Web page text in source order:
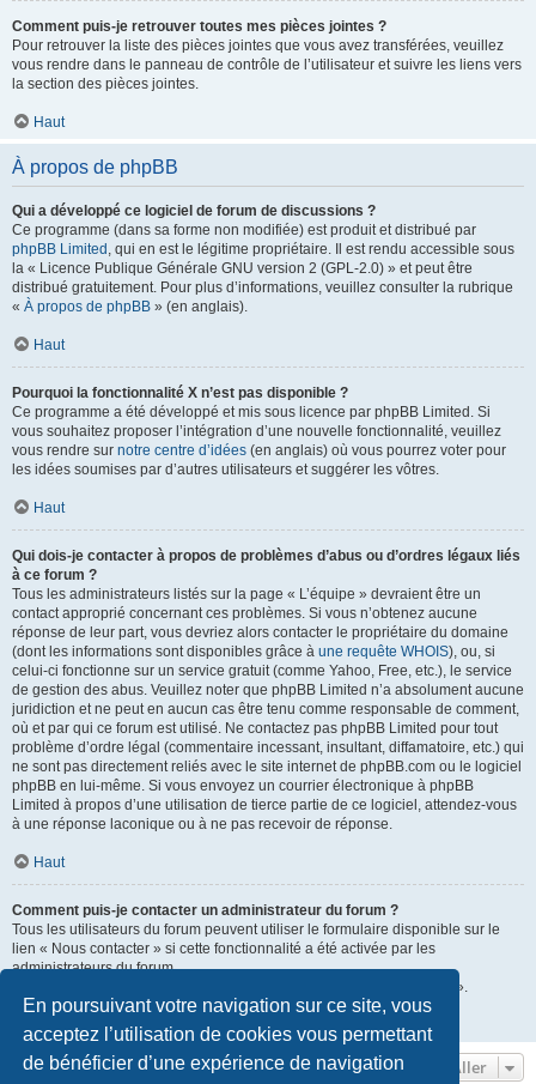
En poursuivant votre navigation sur ce site, vous
acceptez l’utilisation de cookies vous permettant
de bénéficier d’une expérience de navigation
Comment puis-je retrouver toutes mes pièces jointes ?
Pour retrouver la liste des pièces jointes que vous avez transférées, veuillez
vous rendre dans le panneau de contrôle de l’utilisateur et suivre les liens vers
la section des pièces jointes.
Haut
À propos de phpBB
Qui a développé ce logiciel de forum de discussions ?
Ce programme (dans sa forme non modifiée) est produit et distribué par
phpBB Limited , qui en est le légitime propriétaire. Il est rendu accessible sous
la « Licence Publique Générale GNU version 2 (GPL-2.0) » et peut être
distribué gratuitement. Pour plus d’informations, veuillez consulter la rubrique
« À propos de phpBB » (en anglais).
Haut
Pourquoi la fonctionnalité X n’est pas disponible ?
Ce programme a été développé et mis sous licence par phpBB Limited. Si
vous souhaitez proposer l’intégration d’une nouvelle fonctionnalité, veuillez
vous rendre sur notre centre d’idées (en anglais) où vous pourrez voter pour
les idées soumises par d’autres utilisateurs et suggérer les vôtres.
Haut
Qui dois-je contacter à propos de problèmes d’abus ou d’ordres légaux liés
à ce forum ?
Tous les administrateurs listés sur la page « L’équipe » devraient être un
contact approprié concernant ces problèmes. Si vous n’obtenez aucune
réponse de leur part, vous devriez alors contacter le propriétaire du domaine
(dont les informations sont disponibles grâce à une requête WHOIS), ou, si
celui-ci fonctionne sur un service gratuit (comme Yahoo, Free, etc.), le service
de gestion des abus. Veuillez noter que phpBB Limited n’a absolument aucune
juridiction et ne peut en aucun cas être tenu comme responsable de comment,
où et par qui ce forum est utilisé. Ne contactez pas phpBB Limited pour tout
problème d’ordre légal (commentaire incessant, insultant, diffamatoire, etc.) qui
ne sont pas directement reliés avec le site internet de phpBB.com ou le logiciel
phpBB en lui-même. Si vous envoyez un courrier électronique à phpBB
Limited à propos d’une utilisation de tierce partie de ce logiciel, attendez-vous
à une réponse laconique ou à ne pas recevoir de réponse.
Haut
Comment puis-je contacter un administrateur du forum ?
Tous les utilisateurs du forum peuvent utiliser le formulaire disponible sur le
lien « Nous contacter » si cette fonctionnalité a été activée par les
administrateurs du forum.
Les membres du forum peuvent également utiliser le lien « L’équipe ».
Aller